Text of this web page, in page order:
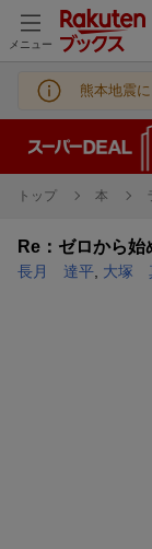
メニュー
熊本地震
トップ 本
Re：ゼロから始
長月 達平 大塚